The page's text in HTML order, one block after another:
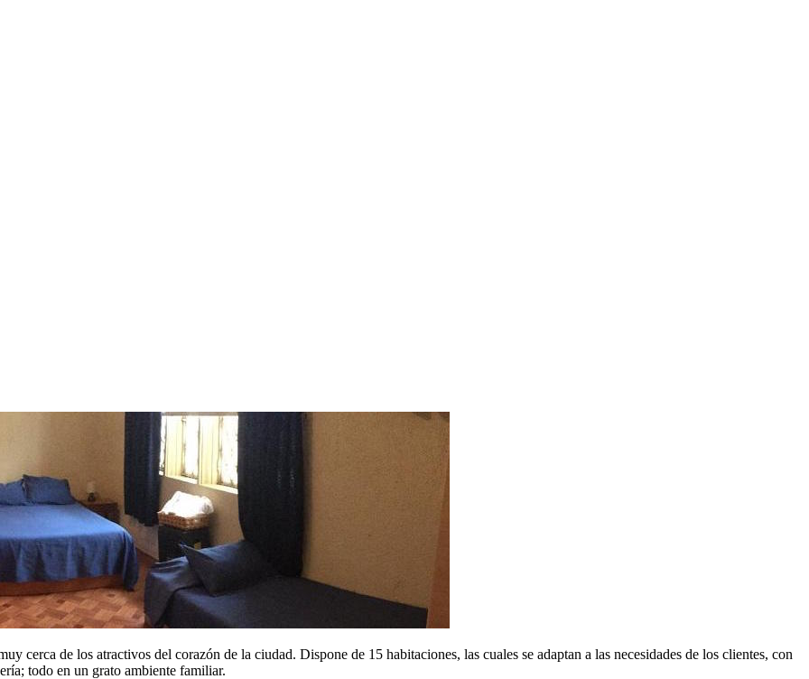
cerca de los atractivos del corazón de la ciudad. Dispone de 15 habitaciones, las cuales se adaptan a las necesidades de los clientes, con
todo en un grato ambiente familiar.